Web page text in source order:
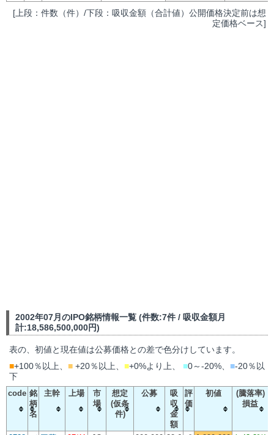
[上段：件数（件）/下段：吸収金額（合計値）公開価格決定前は想
定価格ベース]
2002年07月のIPO銘柄情報一覧 (件数:7件 / 吸収金額月
計:18,586,500,000円)
表の、初値と現在値は公募価格との差で色分けしています。
■+100％以上、 ■ +20％以上、 ■+0%より上、 ■0～-20%、 ■-20％以
下
code 銘
柄
名
主幹 上場
市
場
想定
(仮条
件)
公募
吸
収
金
額
評
価
初値
(騰落率)
損益